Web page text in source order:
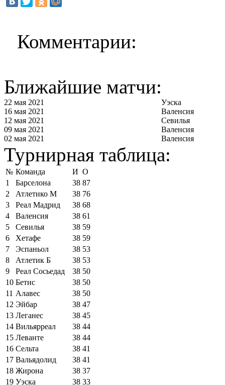
Комментарии:
Ближайшие матчи:
22 мая 2021
Уэска
16 мая 2021
Валенсия
12 мая 2021
Севилья
09 мая 2021
Валенсия
02 мая 2021
Валенсия
Турнирная таблица:
№ Команда И О
1
Барселона 38 87
2
Атлетико М 38 76
3
Реал Мадрид 38 68
4
Валенсия 38 61
5
Севилья 38 59
6
Хетафе 38 59
7
Эспаньол 38 53
8
Атлетик Б 38 53
9
Реал Сосьедад 38 50
10 Бетис 38 50
11 Алавес 38 50
12 Эйбар 38 47
13 Леганес 38 45
14 Вильярреал 38 44
15 Леванте 38 44
16 Сельта 38 41
17 Вальядолид 38 41
18 Жирона 38 37
19 Уэска 38 33